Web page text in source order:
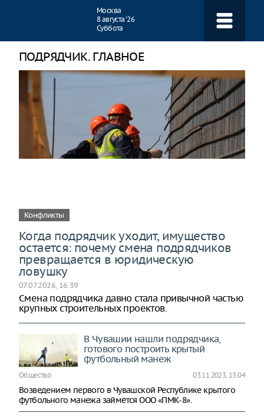
Москва
8 августа ‘26
Суббота
ПОДРЯДЧИК. ГЛАВНОЕ
Конфликты
Когда подрядчик уходит, имущество
остается: почему смена подрядчиков
превращается в юридическую
ловушку
07.07.2026, 16:39
Смена подрядчика давно стала привычной частью
крупных строительных проектов.
В Чувашии нашли подрядчика,
готового построить крытый
футбольный манеж
Общество 03.11.2023, 13:04
Возведением первого в Чувашской Республике крытого
футбольного манежа займётся ООО «ПМК-8».